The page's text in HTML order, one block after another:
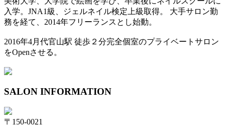
入学。JNA1級、ジェルネイル検定上級取得。 大手サロン勤
務を経て、2014年フリーランスとし始動。
2016年4月代官山駅 徒歩２分完全個室のプライベートサロン
をOpenさせる。
SALON INFORMATION
〒150-0021